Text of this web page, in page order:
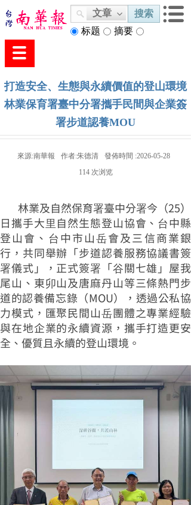
文章
搜索
标题
摘要
打造安全、生態與永續價值的登山環境
林業保育署臺中分署攜手民間與企業簽
署步道認養MOU
來源:南華報 作者:朱德清 發佈時間 :2026-05-28
114 次浏览
林業及自然保育署臺中分署今（25）
日攜手大里自然生態登山協會、台中縣
登山會、台中市山岳會及三信商業銀
行，共同舉辦「步道認養服務協議書簽
署儀式」，正式簽署「谷關七雄」屋我
尾山、東卯山及唐麻丹山等三條熱門步
道的認養備忘錄（MOU），透過公私協
力模式，匯聚民間山岳團體之專業經驗
與在地企業的永續資源，攜手打造更安
全、優質且永續的登山環境。